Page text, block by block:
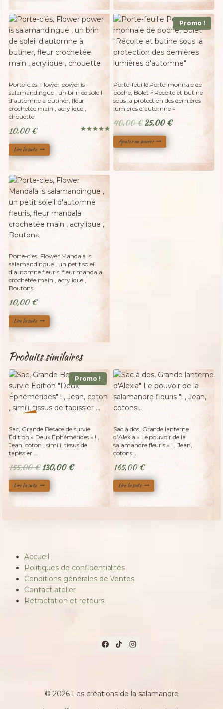
10,00 €.8,00 €.
35,00 €.30,00 €.
Adopté
Porte-clés, Flower power is
salamandingue , un brin de soleil
d’automne à butiner, fleur
crochetée main , acrylique ,
chouette
10,00 €
Lire la suite
Promo !
Porte-feuille Porte-monnaie de
poche, Bolet « Récolte et butine
sous la protection des dernières
lumières d’automne »
40,00€ Le
prix
initial
40,00 €.
25,00€Le
25,00 €.
Ajouter au panier
Adopté
Porte-cles, Flower Mandala is
salamandingue , un petit soleil
d’automne fleuris, fleur mandala
crochetée main , acrylique ,
Boutons
10,00 €
Lire la suite
Produits similaires
Promo !
Adopté
Sac, Grande Besace de survie
Édition « Deux Éphémérides » ! ,
Jean, coton , simili, tissus de
tapissier …
155,00€ Le
prix
initial
130,00€Le
Lire la suite
Adopté
Sac à dos, Grande lanterne
d’Alexia » Le pouvoir de la
salamandre fleuris « ! , Jean,
cotons…
165,00 €
Lire la suite
Accueil
Politiques de confidentialités
Conditions générales de Ventes
Contact atelier
Rétractation et retours
© 2026 Les créations de la salamandre